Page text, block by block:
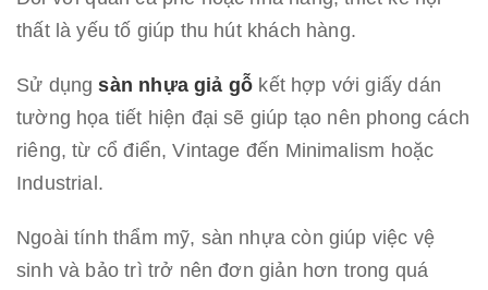
thất là yếu tố giúp thu hút khách hàng.
Sử dụngsàn nhựa giả gỗ kết hợp với giấy dán
tường họa tiết hiện đại sẽ giúp tạo nên phong cách
riêng, từ cổ điển, Vintage đến Minimalism hoặc
Industrial.
Ngoài tính thẩm mỹ, sàn nhựa còn giúp việc vệ
sinh và bảo trì trở nên đơn giản hơn trong quá